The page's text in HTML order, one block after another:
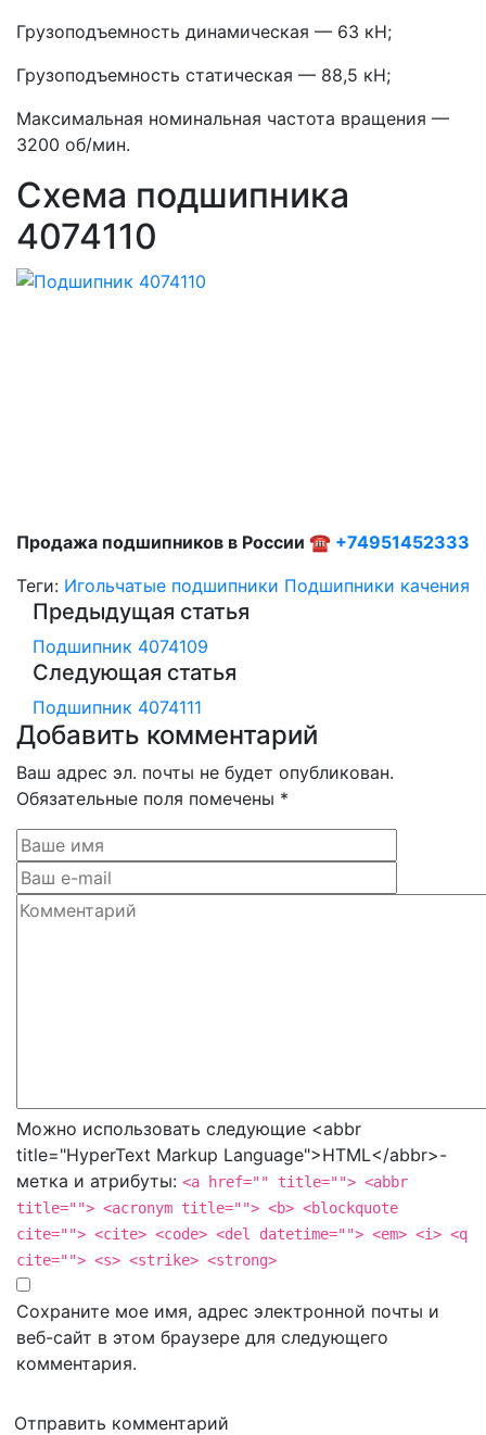
Грузоподъемность динамическая — 63 кН;
Грузоподъемность статическая — 88,5 кН;
Максимальная номинальная частота вращения —
3200 об/мин.
Схема подшипника
4074110
Продажа подшипников в России ☎ +74951452333
Теги: Игольчатые подшипники Подшипники качения
Предыдущая статья
Подшипник 4074109
Следующая статья
Подшипник 4074111
Добавить комментарий
Ваш адрес эл. почты не будет опубликован.
Обязательные поля помечены *
Можно использовать следующие <abbr
title="HyperText Markup Language">HTML</abbr>-
метка и атрибуты: <a href="" title=""> <abbr
title=""> <acronym title=""> <b> <blockquote
cite=""> <cite> <code> <del datetime=""> <em> <i> <q
cite=""> <s> <strike> <strong>
Сохраните мое имя, адрес электронной почты и
веб-сайт в этом браузере для следующего
комментария.
Отправить комментарий